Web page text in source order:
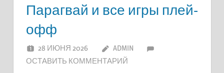
Парагвай и все игры плей-
офф
28 ИЮНЯ 2026
ADMIN
ОСТАВИТЬ КОММЕНТАРИЙ